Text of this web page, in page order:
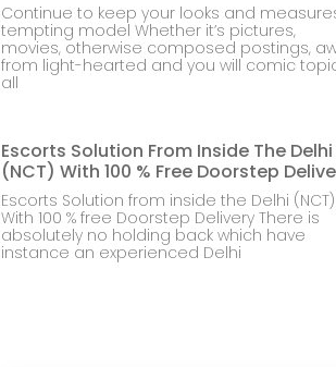
Continue to keep your looks and
tempting model Whether it’s pictures,
movies, otherwise composed postings,
from light-hearted and you will comic
all
Escorts Solution From Inside The Delhi
(NCT) With 100 % Free Doorstep
Escorts Solution from inside the Delhi (NCT)
With 100 % free Doorstep Delivery There is
absolutely no holding back which have
instance an experienced Delhi